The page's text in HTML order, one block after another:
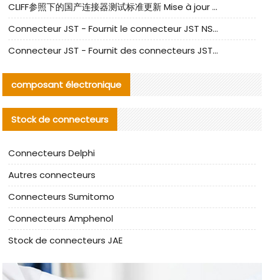
CLIFF参照下的国产连接器测试标准更新 Mise à jour des normes de test des connecteurs nationaux sous la référence CLIFF
Connecteur JST - Fournit le connecteur JST NSHR-02V-S original | Équivalent
Connecteur JST - Fournit des connecteurs JST GHR-09V-S authentiques et des produits de remplacement|
composant électronique
Stock de connecteurs
Connecteurs Delphi
Autres connecteurs
Connecteurs Sumitomo
Connecteurs Amphenol
Stock de connecteurs JAE